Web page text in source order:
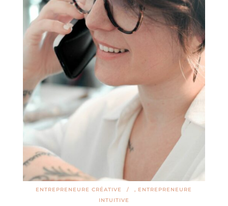
ENTREPRENEURE CRÉATIVE , ENTREPRENEURE
INTUITIVE